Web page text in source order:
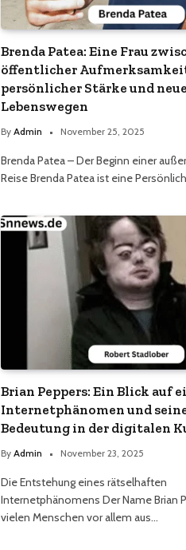
Brenda Patea: Eine Frau
öffentlicher
persönlicher Stärke und
Lebenswegen
By Admin November 25, 2025
Brenda Patea – Der Beginn einer
Reise Brenda Patea ist eine
Brian Peppers: Ein Blick auf
Internetphänomen und
Bedeutung in der digitalen
By Admin November 23, 2025
Die Entstehung eines rätselhaften
Internetphänomens Der Name Brian
vielen Menschen vor allem aus…